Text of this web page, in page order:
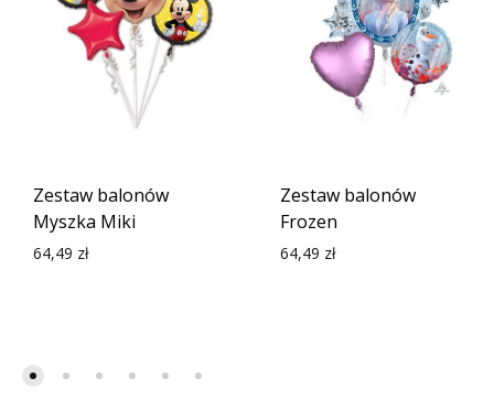
Zestaw balonów
Myszka Miki
64,49 zł
Zestaw balonów
Frozen
64,49 zł